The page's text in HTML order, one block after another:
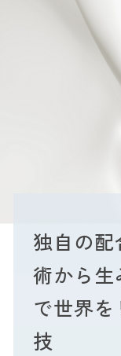
独自の配
術から生
で世界
技